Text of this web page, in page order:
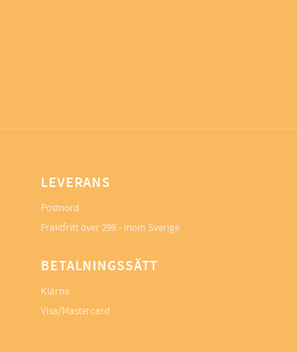
LEVERANS
Postnord
Fraktfritt över 299.- inom Sverige
BETALNINGSSÄTT
Klarna
Visa/Mastercard